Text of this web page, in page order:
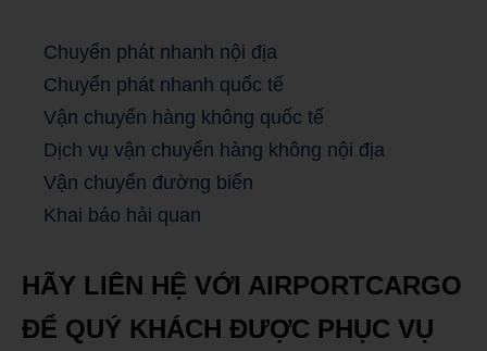
Chuyển phát nhanh nội địa
Chuyển phát nhanh quốc tế
Vận chuyển hàng không quốc tế
Dịch vụ vận chuyển hàng không nội địa
Vận chuyển đường biển
Khai báo hải quan
HÃY LIÊN HỆ VỚI AIRPORTCARGO
ĐỂ QUÝ KHÁCH ĐƯỢC PHỤC VỤ